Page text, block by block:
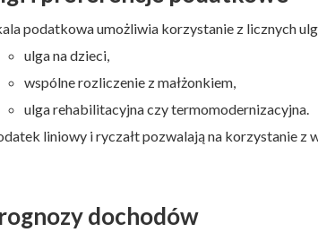
podatkowa umożliwia korzystanie z licznych
ulga na dzieci,
wspólne rozliczenie z małżonkiem,
ulga rehabilitacyjna czy termomodernizacyjna.
liniowy i ryczałt pozwalają na korzystanie z
dochodów